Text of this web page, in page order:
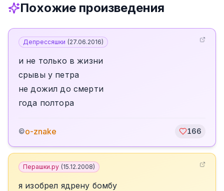
Похожие произведения
Депрессяшки (27.06.2016)
и не только в жизни
срывы у петра
не дожил до смерти
года полтора
©o-znake 166
Перашки.ру (15.12.2008)
я изобрел ядрену бомбу